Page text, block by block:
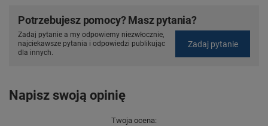
Potrzebujesz pomocy? Masz pytania?
Zadaj pytanie a my odpowiemy niezwłocznie,
najciekawsze pytania i odpowiedzi publikując
dla innych.
Zadaj pytanie
Napisz swoją opinię
Twoja ocena: